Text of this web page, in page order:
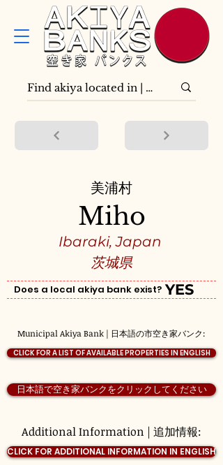
茨城県
日本語で空き家バンクをクリックしてください
Does a local akiya bank exist?
Miho
Municipal Akiya Bank | 日本語の市空き家バンク:
Additional Information | 追加情報:
Ibaraki, Japan
美浦村
YES
CLICK FOR A LIST OF AVAILABLE PROPERTIES IN ENGLISH
CLICK FOR ADDITIONAL INFORMATION IN ENGLISH